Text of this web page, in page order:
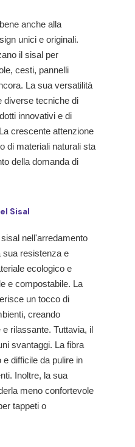
anche alla
unici e originali.
il sisal per
cesti, pannelli
La sua versatilità
diverse tecniche di
innovativi e di
crescente attenzione
di materiali naturali sta
della domanda di
Sisal
nell'arredamento
sua resistenza e
ecologico e
e compostabile. La
un tocco di
creando
rilassante. Tuttavia, il
svantaggi. La fibra
difficile da pulire in
Inoltre, la sua
meno confortevole
tappeti o